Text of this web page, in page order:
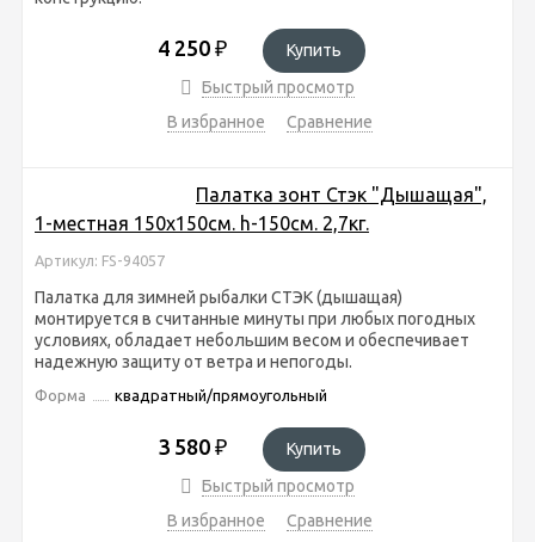
4 250 ₽
Купить
Быстрый просмотр
В избранное
Сравнение
Палатка зонт Стэк "Дышащая",
1-местная 150х150см. h-150см. 2,7кг.
Артикул: FS-94057
Палатка для зимней рыбалки СТЭК (дышащая)
монтируется в считанные минуты при любых погодных
условиях, обладает небольшим весом и обеспечивает
надежную защиту от ветра и непогоды.
Форма квадратный/прямоугольный
3 580 ₽
Купить
Быстрый просмотр
В избранное
Сравнение